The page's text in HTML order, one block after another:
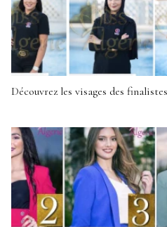
Découvrez les visages des